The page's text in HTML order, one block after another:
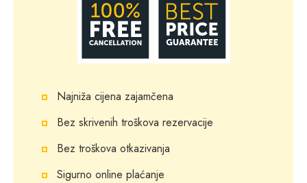
Najniža cijena zajamčena
Bez skrivenih troškova rezervacije
Bez troškova otkazivanja
Sigurno online plaćanje